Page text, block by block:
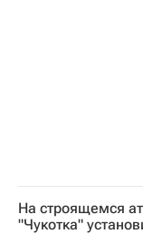
На строящемся
"Чукотка"